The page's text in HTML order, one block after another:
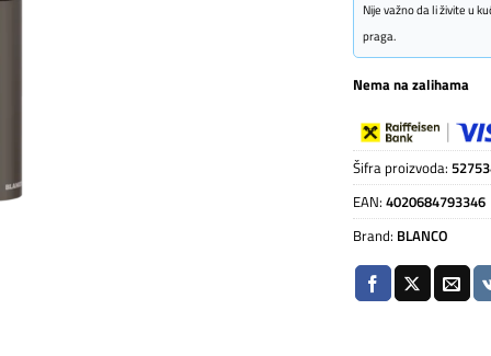
Nije važno da li živite u
praga.
Nema na zalihama
Šifra proizvoda:
EAN:4020684793346
Brand: BLANCO